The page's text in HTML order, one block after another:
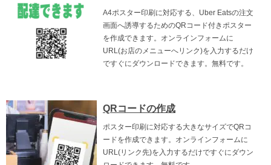
A4ポスター印刷に対応する、Uber Eatsの注文
画面へ誘導するためのQRコード付きポスター
を作成できます。オンラインフォームに
URL(お店のメニューへリンク)を入力するだけ
ですぐにダウンロードできます。無料です。
QRコードの作成
ポスター印刷に対応する大きなサイズでQRコ
ードを作成できます。オンラインフォームに
URL(リンク先)を入力するだけですぐにダウン